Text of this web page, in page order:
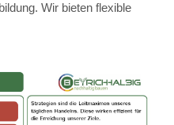
Wir bieten flexible